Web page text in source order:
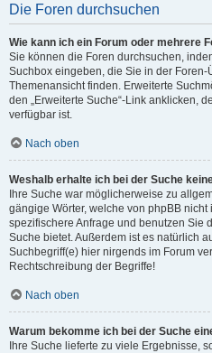
Die Foren durchsuchen
Wie kann ich ein Forum oder mehrere
Sie können die Foren durchsuchen,
Suchbox eingeben, die Sie in der Foren-
Themenansicht finden. Erweiterte
den „Erweiterte Suche“-Link anklicken,
verfügbar ist.
Nach oben
Weshalb erhalte ich bei der Suche
Ihre Suche war möglicherweise zu
gängige Wörter, welche von phpBB
spezifischere Anfrage und benutzen Sie
Suche bietet. Außerdem ist es natürlich
Suchbegriff(e) hier nirgends im Forum
Rechtschreibung der Begriffe!
Nach oben
Warum bekomme ich bei der Suche
Ihre Suche lieferte zu viele Ergebnisse,